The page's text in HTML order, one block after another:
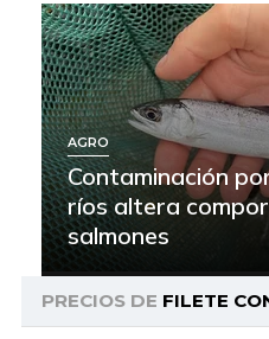
AGRO
Contaminación
ríos altera
salmones
PRECIOS DE FILETE